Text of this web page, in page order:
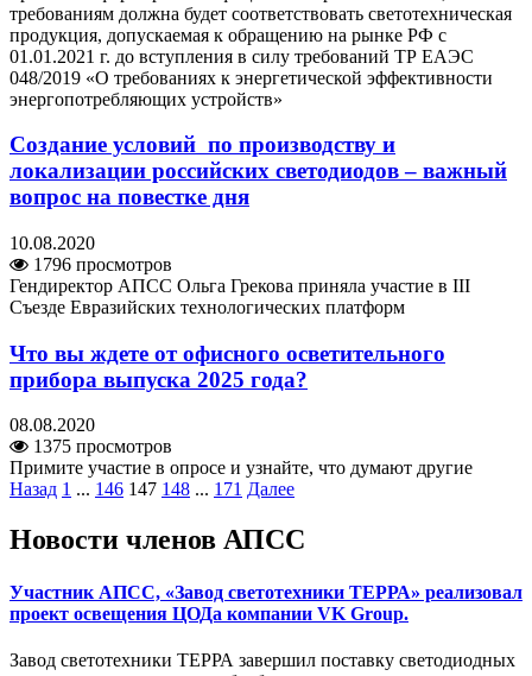
требованиям должна будет соответствовать светотехническая
продукция, допускаемая к обращению на рынке РФ с
01.01.2021 г. до вступления в силу требований ТР ЕАЭС
048/2019 «О требованиях к энергетической эффективности
энергопотребляющих устройств»
Создание условий по производству и
локализации российских светодиодов – важный
вопрос на повестке дня
10.08.2020
1796 просмотров
Гендиректор АПСС Ольга Грекова приняла участие в III
Съезде Евразийских технологических платформ
Что вы ждете от офисного осветительного
прибора выпуска 2025 года?
08.08.2020
1375 просмотров
Примите участие в опросе и узнайте, что думают другие
Назад 1 ... 146 147 148 ... 171 Далее
Новости членов АПСС
Участник АПСС, «Завод светотехники ТЕРРА» реализовал
проект освещения ЦОДа компании VK Group.
Завод светотехники ТЕРРА завершил поставку светодиодных